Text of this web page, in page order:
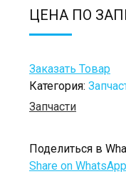
ЦЕНА ПО
Заказать Товар
Категория:
Запчасти
Поделиться в
Share on WhatsApp